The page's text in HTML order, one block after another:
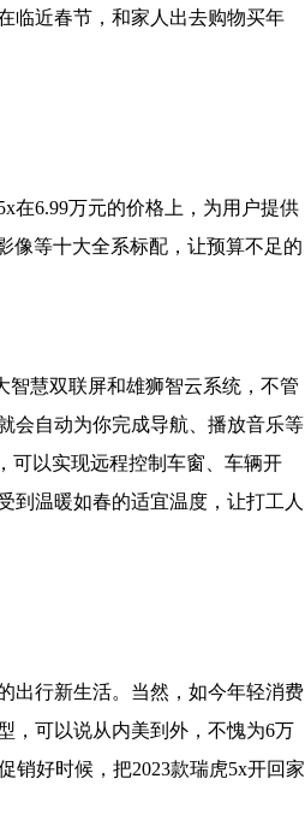
临近春节，和家人出去购物买年
在6.99万元的价格上，为用户提供
像等十大全系标配，让预算不足的
智慧双联屏和雄狮智云系统，不管
会自动为你完成导航、播放音乐等
可以实现远程控制车窗、车辆开
到温暖如春的适宜温度，让打工人
出行新生活。当然，如今年轻消费
，可以说从内美到外，不愧为6万
销好时候，把2023款瑞虎5x开回家